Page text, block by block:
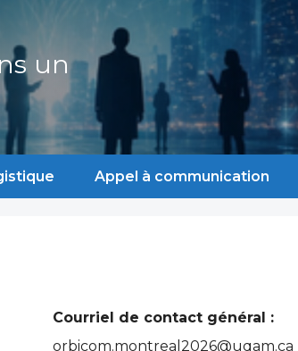
un
Appel à communication
Courriel de contact général :
orbicom.montreal2026@uqam.ca